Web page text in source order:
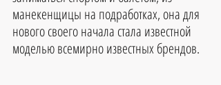
манекенщицы на подработках, она для
нового своего начала стала известной
моделью всемирно известных брендов.